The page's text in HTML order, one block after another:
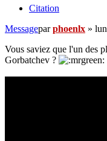
Citation
Messageparphoenlx »
Vous saviez que l'un des
Gorbatchev ?